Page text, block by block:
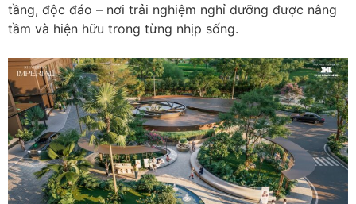
tầng, độc đáo – nơi trải nghiệm nghỉ dưỡng được nâng
tầm và hiện hữu trong từng nhịp sống.